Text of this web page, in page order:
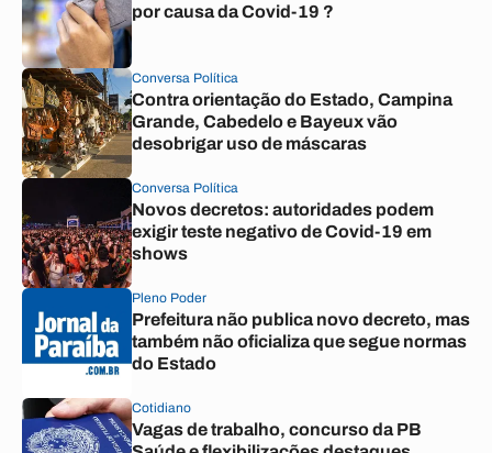
por causa da Covid-19 ?
Conversa Política
Contra orientação do Estado, Campina
Grande, Cabedelo e Bayeux vão
desobrigar uso de máscaras
Conversa Política
Novos decretos: autoridades podem
exigir teste negativo de Covid-19 em
shows
Pleno Poder
Prefeitura não publica novo decreto, mas
também não oficializa que segue normas
do Estado
Cotidiano
Vagas de trabalho, concurso da PB